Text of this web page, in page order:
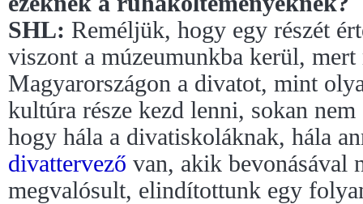
SHL: Reméljük, hogy egy részét
viszont a múzeumunkba kerül,
Magyarországon a divatot, mint
kultúra része kezd lenni, sokan
hogy hála a divatiskoláknak, hála
divattervező van, akik bevonásával
megvalósult, elindítottunk egy